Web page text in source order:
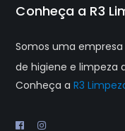
Conheça a R3
Somos uma
de higiene e limpeza
Conheça aR3